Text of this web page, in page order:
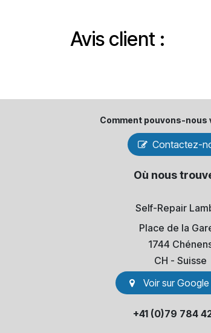
Avis client :
Comment pouvons-​nous
Contactez-
Où nous
Self-Repair
Place de la
1744
​CH - Suisse
Voir sur
+41 (0)79 784